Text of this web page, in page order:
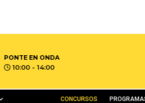
PONTE EN ONDA
10:00 - 14:00
CONCURSOS